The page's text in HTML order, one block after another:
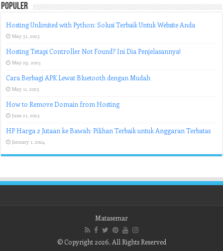
Populer
Hosting Unlimited with Python: Solusi Terbaik Untuk Website Anda
May 31, 2023
Hosting Tetapi Controller Not Found? Ini Dia Penjelasannya!
May 29, 2023
Cara Berbagi APK Lewat Bluetooth dengan Mudah
May 11, 2023
How to Remove Domain from Hosting
June 21, 2023
HP Harga 2 Jutaan ke Bawah: Pilihan Terbaik untuk Anggaran Terbatas
January 1, 2024
Matasemar
© Copyright 2026, All Rights Reserved